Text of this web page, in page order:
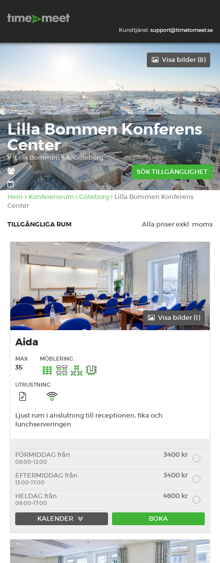
Kundtjänst: support@timetomeet.se
Visa bilder (8)
Lilla Bommen Konferens
Center
Lilla Bommen 4A, Göteborg
SÖK TILLGÄNGLIGHET
Hem Konferensrum i Göteborg
Lilla Bommen Konferens
Center
Alla priser exkl. moms
TILLGÄNGLIGA RUM
Visa bilder (1)
Aida
MAX
35
MÖBLERING
UTRUSTNING
Ljust rum i anslutning till receptionen, fika och
lunchserveringen.
FÖRMIDDAG från 3400 kr
08:00-12:00
EFTERMIDDAG från 3400 kr
13:00-17:00
HELDAG från 4600 kr
08:00-17:00
KALENDER BOKA
Förmiddag Eftermiddag Heldag